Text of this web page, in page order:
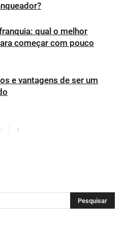
qual o melhor
começar com pouco
e vantagens de ser um